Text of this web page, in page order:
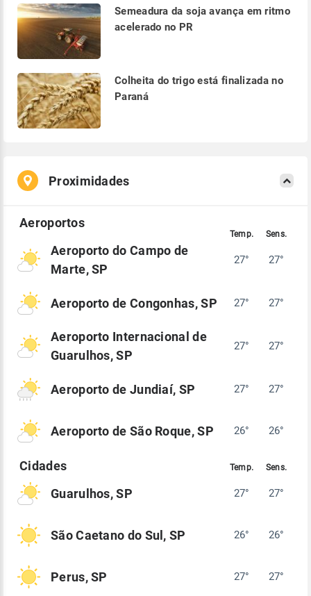
Semeadura da soja avança em ritmo
acelerado no PR
Colheita do trigo está finalizada no
Paraná
Proximidades
Aeroporto do Campo de
Marte, SP
27° 27°
Aeroporto de Congonhas, SP 27° 27°
Aeroporto Internacional de
Guarulhos, SP
27° 27°
Aeroporto de Jundiaí, SP 27° 27°
Aeroporto de São Roque, SP 26° 26°
Guarulhos, SP 27° 27°
São Caetano do Sul, SP 26° 26°
Perus, SP 27° 27°